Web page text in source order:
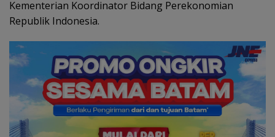
Kementerian Koordinator Bidang Perekonomian
Republik Indonesia.